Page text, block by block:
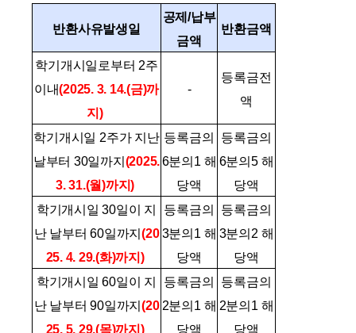
반환사유발생일
공제/납부
금액
반환금액
학기개시일로부터 2주
이내(2025. 3. 14.(금)까
지)
-
등록금전
액
학기개시일 2주가 지난
날부터 30일까지 (2025.
3. 31.(월)까지)
등록금의
6분의1 해
당액
등록금의
6분의5 해
당액
학기개시일 30일이 지
난 날부터 60일까지(20
25. 4. 29.(화)까지)
등록금의
3분의1 해
당액
등록금의
3분의2 해
당액
학기개시일 60일이 지
난 날부터 90일까지(20
25. 5. 29.(목)까지)
등록금의
2분의1 해
당액
등록금의
2분의1 해
당액